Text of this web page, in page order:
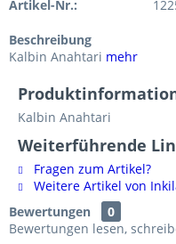
Artikel-Nr.:
Beschreibung
Kalbin Anahtari mehr
Kalbin Anahtari
Weiterführende
Fragen zum Artikel?
Weitere Artikel von
Bewertungen
0
Bewertungen lesen,